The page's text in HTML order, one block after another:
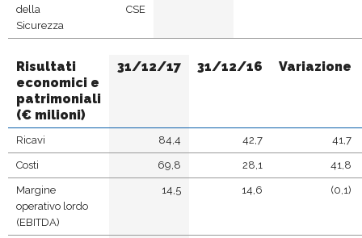
della
Sicurezza
CSE
Risultati
economici e
patrimoniali
(€ milioni)
31/12/17 31/12/16 Variazione
Ricavi 84,4 42,7 41,7
Costi 69,8 28,1 41,8
Margine
operativo lordo
(EBITDA)
14,5 14,6 (0,1)